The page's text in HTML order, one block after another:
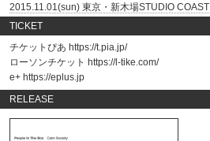
2015.11.01(sun) 東京・新木場STUDIO COAST
TICKET
チケットぴあ https://t.pia.jp/
ローソンチケット https://l-tike.com/
e+ https://eplus.jp
RELEASE